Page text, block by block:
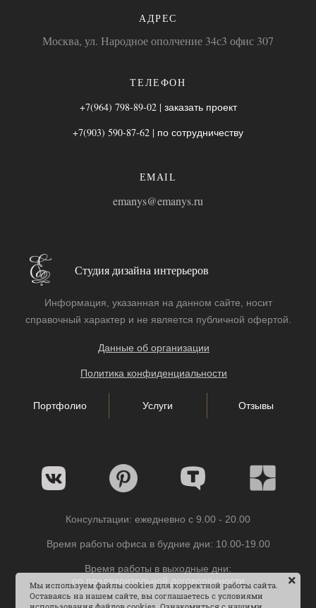
АДРЕС
Москва, ул. Народное ополчение 34с3 офис 307
ТЕЛЕФОН
+7(964) 798-89-02 | заказать проект
+7(903) 590-87-62 | по сотрудничеству
EMAIL
emanys@emanys.ru
Студия дизайна интерьеров
Информация, указанная на данном сайте, носит
справочный характер и не является публичной офертой.
Данные об организации
Политика конфиденциальности
Портфолио Услуги Отзывы
Консультации: ежедневно с 9.00 - 20.00
Время работы офиса в будние дни: 10.00-19.00
Время работы в выходные дни:
по предварительной договорённости
Мы используем файлы cookies для корректной работы сайта.
Оставаясь на нашем сайте, вы соглашаетесь с условиями